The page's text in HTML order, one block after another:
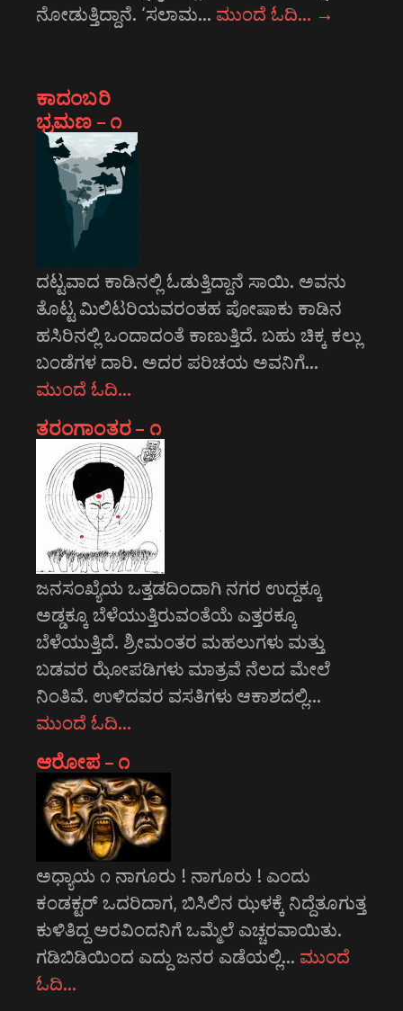
ನೋಡುತ್ತಿದ್ದಾನೆ. ‘ಸಲಾಮ… ಮುಂದೆ ಓದಿ… →
ಕಾದಂಬರಿ
ಭ್ರಮಣ – ೧
ದಟ್ಟವಾದ ಕಾಡಿನಲ್ಲಿ ಓಡುತ್ತಿದ್ದಾನೆ ಸಾಯಿ. ಅವನು
ತೊಟ್ಟ ಮಿಲಿಟರಿಯವರಂತಹ ಪೋಷಾಕು ಕಾಡಿನ
ಹಸಿರಿನಲ್ಲಿ ಒಂದಾದಂತೆ ಕಾಣುತ್ತಿದೆ. ಬಹು ಚಿಕ್ಕ ಕಲ್ಲು
ಬಂಡೆಗಳ ದಾರಿ. ಅದರ ಪರಿಚಯ ಅವನಿಗೆ…
ಮುಂದೆ ಓದಿ…
ತರಂಗಾಂತರ – ೧
ಜನಸಂಖ್ಯೆಯ ಒತ್ತಡದಿಂದಾಗಿ ನಗರ ಉದ್ದಕ್ಕೂ
ಅಡ್ಡಕ್ಕೂ ಬೆಳೆಯುತ್ತಿರುವಂತೆಯೆ ಎತ್ತರಕ್ಕೂ
ಬೆಳೆಯುತ್ತಿದೆ. ಶ್ರೀಮಂತರ ಮಹಲುಗಳು ಮತ್ತು
ಬಡವರ ಝೋಪಡಿಗಳು ಮಾತ್ರವೆ ನೆಲದ ಮೇಲೆ
ನಿಂತಿವೆ. ಉಳಿದವರ ವಸತಿಗಳು ಆಕಾಶದಲ್ಲಿ…
ಮುಂದೆ ಓದಿ…
ಆರೋಪ – ೧
ಅಧ್ಯಾಯ ೧ ನಾಗೂರು ! ನಾಗೂರು ! ಎಂದು
ಕಂಡಕ್ಟರ್ ಒದರಿದಾಗ, ಬಿಸಿಲಿನ ಝಳಕ್ಕೆ ನಿದ್ದೆತೂಗುತ್ತ
ಕುಳಿತಿದ್ದ ಅರವಿಂದನಿಗೆ ಒಮ್ಮೆಲೆ ಎಚ್ಚರವಾಯಿತು.
ಗಡಿಬಿಡಿಯಿಂದ ಎದ್ದು ಜನರ ಎಡೆಯಲ್ಲಿ… ಮುಂದೆ
ಓದಿ…